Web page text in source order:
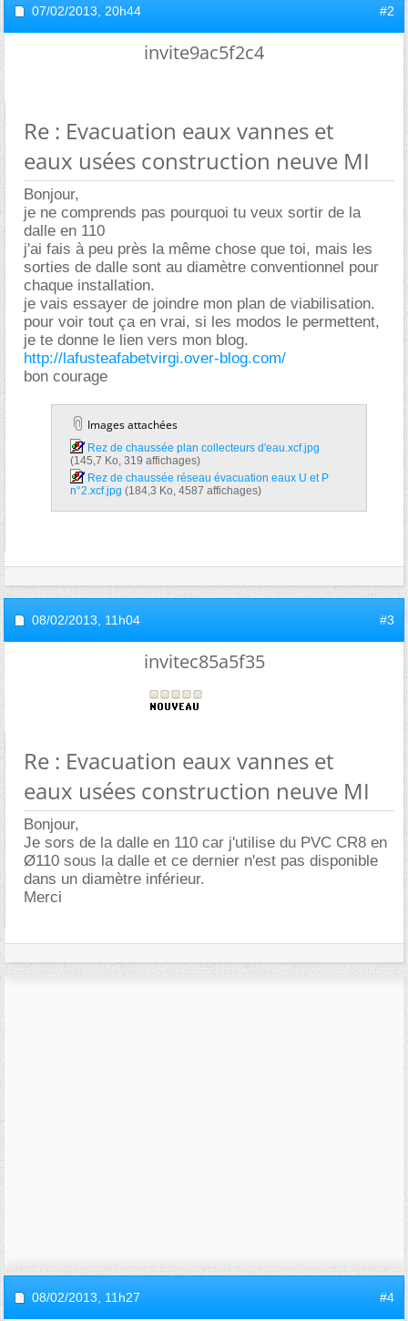
07/02/2013, 20h44 #2
invite9ac5f2c4
Re : Evacuation eaux vannes et
eaux usées construction neuve MI
Bonjour,
je ne comprends pas pourquoi tu veux sortir de la
dalle en 110
j'ai fais à peu près la même chose que toi, mais les
sorties de dalle sont au diamètre conventionnel pour
chaque installation.
je vais essayer de joindre mon plan de viabilisation.
pour voir tout ça en vrai, si les modos le permettent,
je te donne le lien vers mon blog.
http://lafusteafabetvirgi.over-blog.com/
bon courage
Images attachées
Rez de chaussée plan collecteurs d'eau.xcf.jpg‎
(145,7 Ko, 319 affichages)
Rez de chaussée réseau évacuation eaux U et P
n°2.xcf.jpg‎ (184,3 Ko, 4587 affichages)
08/02/2013, 11h04 #3
invitec85a5f35
Re : Evacuation eaux vannes et
eaux usées construction neuve MI
Bonjour,
Je sors de la dalle en 110 car j'utilise du PVC CR8 en
Ø110 sous la dalle et ce dernier n'est pas disponible
dans un diamètre inférieur.
Merci
08/02/2013, 11h27 #4